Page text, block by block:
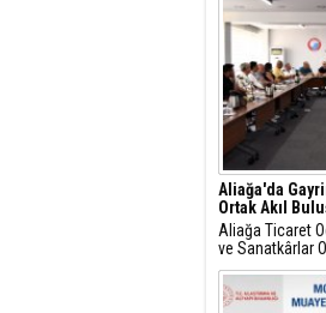
Aliağa'da
Ortak Akıl
Aliağa Ticaret
ve Sanatkârlar
ilçede faaliyet
toplantısı